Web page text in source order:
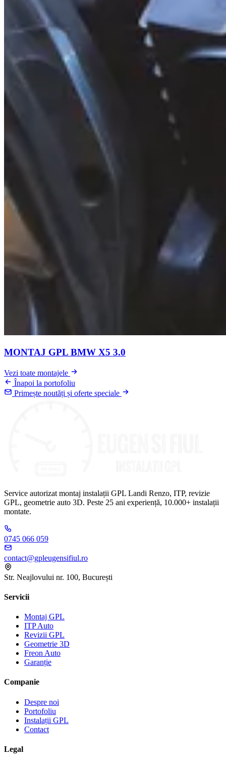
MONTAJ GPL BMW X5 3.0
Vezi toate montajele
Înapoi la portofoliu
Primește noutăți și oferte speciale
Service autorizat montaj instalații GPL Landi Renzo, ITP, revizie
GPL, geometrie auto 3D. Peste 25 ani experiență, 10.000+ instalații
montate.
0745 066 059
contact@gpleugensifiul.ro
Str. Neajlovului nr. 100, București
Servicii
Montaj GPL
ITP Auto
Revizii GPL
Geometrie 3D
Freon Auto
Garanție
Companie
Despre noi
Portofoliu
Instalații GPL
Contact
Legal